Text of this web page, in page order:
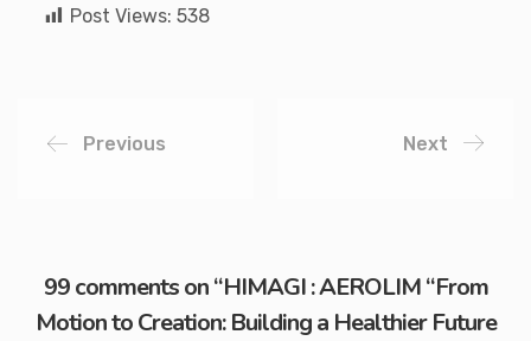
Post Views: 538
Previous Next
99 comments on “HIMAGI : AEROLIM “From
Motion to Creation: Building a Healthier Future